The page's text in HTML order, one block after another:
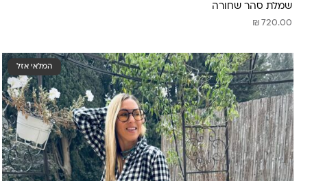
שמלת סהר שחורה
₪ 720.00
המלאי אזל